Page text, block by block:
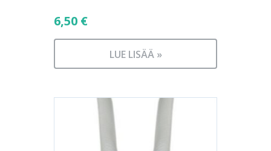
6,50 €
LUE LISÄÄ »